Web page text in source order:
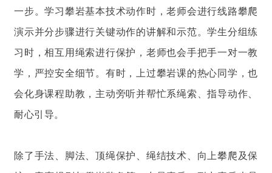
一步。学习攀岩基本技术动作时，老师会进行线路攀爬
演示并分步骤进行关键动作的讲解和示范。学生分组练
习时，相互用绳索进行保护，老师也会手把手一对一教
学，严控安全细节。有时，上过攀岩课的热心同学，也
会化身课程助教，主动旁听并帮忙系绳索、指导动作、
耐心引导。
除了手法、脚法、顶绳保护、绳结技术、向上攀爬及保